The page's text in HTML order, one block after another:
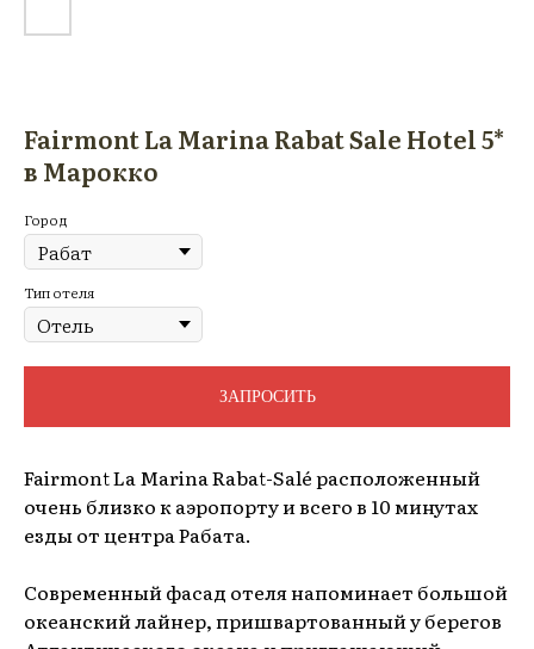
Fairmont La Marina Rabat Sale Hotel 5*
в Марокко
Город
Тип отеля
ЗАПРОСИТЬ
Fairmont La Marina Rabat-Salé расположенный
очень близко к аэропорту и всего в 10 минутах
езды от центра Рабата.
Современный фасад отеля напоминает большой
океанский лайнер, пришвартованный у берегов